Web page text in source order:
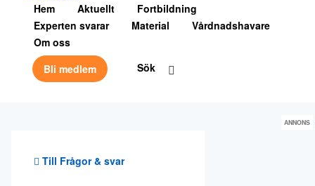
Hem Aktuellt
Fortbildning
Experten svarar
Material
Vårdnadshavare
Om oss
Bli medlem
Sök
Till Frågor & svar
ANNONS